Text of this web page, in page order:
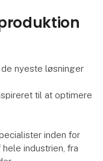
nyeste løsninger
til at optimere
inden for
industrien, fra